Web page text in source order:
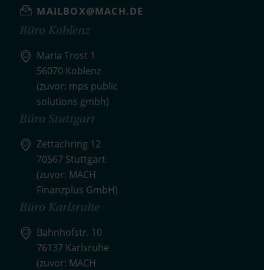
MAILBOX@MACH.DE
Büro Koblenz
Maria Trost 1
56070 Koblenz
(zuvor: mps public
solutions gmbh)
Büro Stuttgart
Zettachring 12
70567 Stuttgart
(zuvor: MACH
Finanzplus GmbH)
Büro Karlsruhe
Bahnhofstr. 10
76137 Karlsruhe
(zuvor: MACH